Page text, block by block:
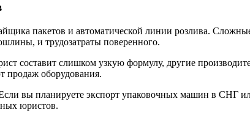
пакетов и автоматической линии розлива.
и трудозатраты поверенного.
составит слишком узкую формулу, другие
продаж оборудования.
Если вы планируете экспорт упаковочных машин в СНГ
юристов.